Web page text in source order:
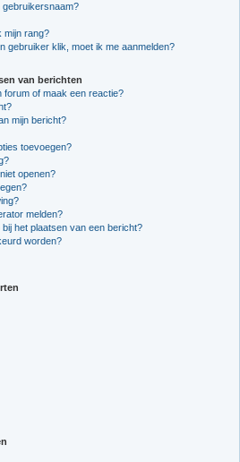
gebruikersnaam?
mijn rang?
gebruiker klik, moet ik me aanmelden?
van berichten
forum of maak een reactie?
mijn bericht?
toevoegen?
openen?
melden?
het plaatsen van een bericht?
worden?